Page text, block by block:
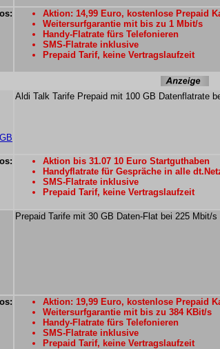
Aktion: 14,99 Euro, kostenlose Prepaid
Weitersurfgarantie mit bis zu 1 Mbit/s
Handy-Flatrate fürs Telefonieren
SMS-Flatrate inklusive
Prepaid Tarif, keine Vertragslaufzeit
Aldi Talk Tarife Prepaid mit 100 GB Datenflatrate
Aktion bis 31.07 10 Euro Startguthaben
Handyflatrate für Gespräche in alle
SMS-Flatrate inklusive
Prepaid Tarif, keine Vertragslaufzeit
Prepaid Tarife mit 30 GB Daten-Flat bei 225 Mbit/s
Aktion: 19,99 Euro, kostenlose Prepaid
Weitersurfgarantie mit bis zu 384 KBit/s
Handy-Flatrate fürs Telefonieren
SMS-Flatrate inklusive
Prepaid Tarif, keine Vertragslaufzeit